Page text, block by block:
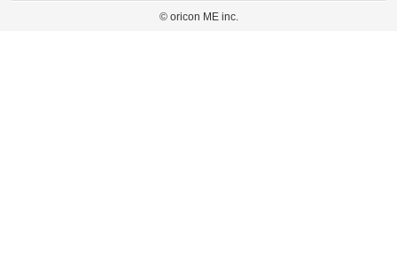
弊社の見解・ 意見ではないことをご理解いただいた上でご覧ください。
このサイトでは Cookie を使用して、ユーザーに合わせたコンテンツや広告の表示、ソー
© oricon ME inc.